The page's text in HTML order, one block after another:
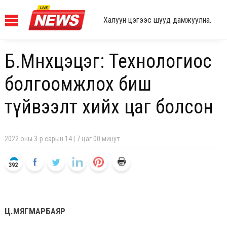
Халуун цэгээс шууд дамжуулна.
Б.Мөнхцэцэг: Технологиос
болгоомжлох биш
түйвээлт хийх цаг болсон
2022 оны 3-р сарын 14 | 7 цаг 00 минут
392
Ц.МЯГМАРБАЯР